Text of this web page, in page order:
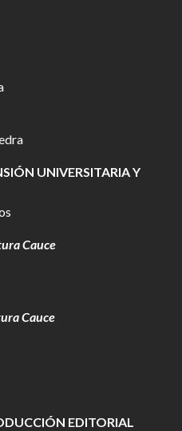
UNIVERSITARIA Y
Cauce
Cauce
EDITORIAL